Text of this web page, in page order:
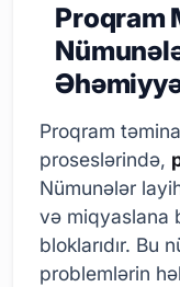
Proqram
Proqram
proseslərində,
Nümunələr
və miqyaslana
bloklarıdır. Bu
problemlərin